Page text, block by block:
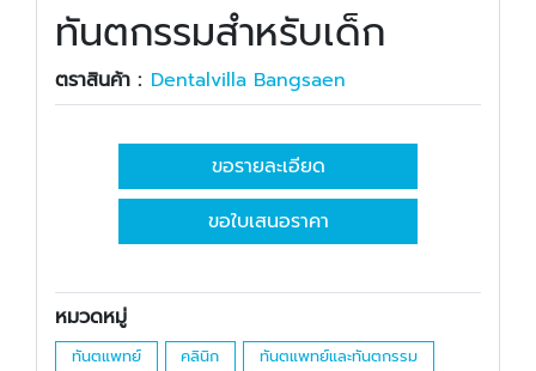
ทันตกรรมสำหรับเด็ก
ตราสินค้า : Dentalvilla Bangsaen
ขอรายละเอียด
ขอใบเสนอราคา
หมวดหมู่
ทันตแพทย์ คลินิก ทันตแพทย์และทันตกรรม